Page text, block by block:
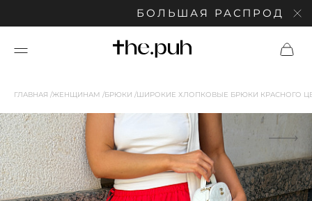
БОЛЬШАЯ РАСПРОДАЖА:
ГЛАВНАЯ ЖЕНЩИНАМ БРЮКИ ШИРОКИЕ ХЛОПКОВЫЕ БРЮКИ КРАСНОГО